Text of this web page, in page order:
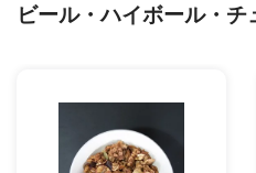
ビール・ハイボール・